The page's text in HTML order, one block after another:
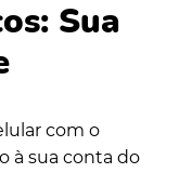
Sua
com o
à sua conta do